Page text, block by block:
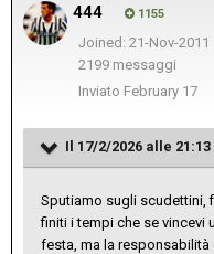
444 1155
Joined: 21-Nov-2011
2199 messaggi
Inviato February 17
Il 17/2/2026 alle 21:13
Sputiamo sugli scudettini,
finiti i tempi che se vincevi
festa, ma la responsabilità